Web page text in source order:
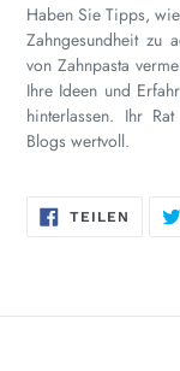
Haben Sie Tipps,
Zahngesundheit zu
von Zahnpasta
Ihre Ideen und
hinterlassen. Ihr
Blogs wertvoll.
TEILEN